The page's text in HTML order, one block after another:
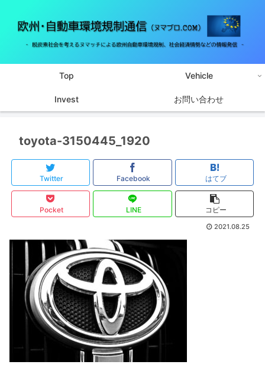
Top Vehicle
Invest お問い合わせ
toyota-3150445_1920
Twitter Facebook はてブ
Pocket LINE コピー
2021.08.25